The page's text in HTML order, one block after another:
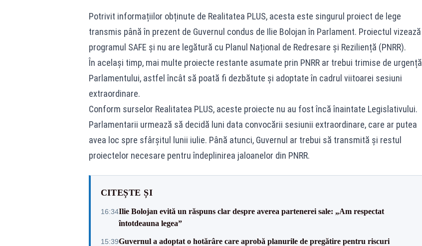
Potrivit informațiilor obținute de Realitatea PLUS, acesta este singurul proiect de lege
transmis până în prezent de Guvernul condus de Ilie Bolojan în Parlament. Proiectul vizează
programul SAFE și nu are legătură cu Planul Național de Redresare și Reziliență (PNRR).
În același timp, mai multe proiecte restante asumate prin PNRR ar trebui trimise de urgență
Parlamentului, astfel încât să poată fi dezbătute și adoptate în cadrul viitoarei sesiuni
extraordinare.
Conform surselor Realitatea PLUS, aceste proiecte nu au fost încă înaintate Legislativului.
Parlamentarii urmează să decidă luni data convocării sesiunii extraordinare, care ar putea
avea loc spre sfârșitul lunii iulie. Până atunci, Guvernul ar trebui să transmită și restul
proiectelor necesare pentru îndeplinirea jaloanelor din PNRR.
CITEȘTE ȘI
16:34Ilie Bolojan evită un răspuns clar despre averea partenerei sale: „Am respectat
întotdeauna legea”
15:39Guvernul a adoptat o hotărâre care aprobă planurile de pregătire pentru riscuri